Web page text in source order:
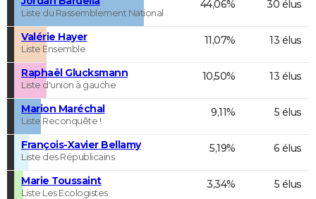
Liste du Rassemblement National
44,06% 30 élus
Valérie Hayer
Liste Ensemble
11,07% 13 élus
Raphaël Glucksmann
Liste d'union à gauche
10,50% 13 élus
Marion Maréchal
Liste Reconquête !
9,11% 5 élus
François-Xavier Bellamy
Liste des Républicains
5,19% 6 élus
Marie Toussaint
Liste Les Ecologistes
3,34% 5 élus